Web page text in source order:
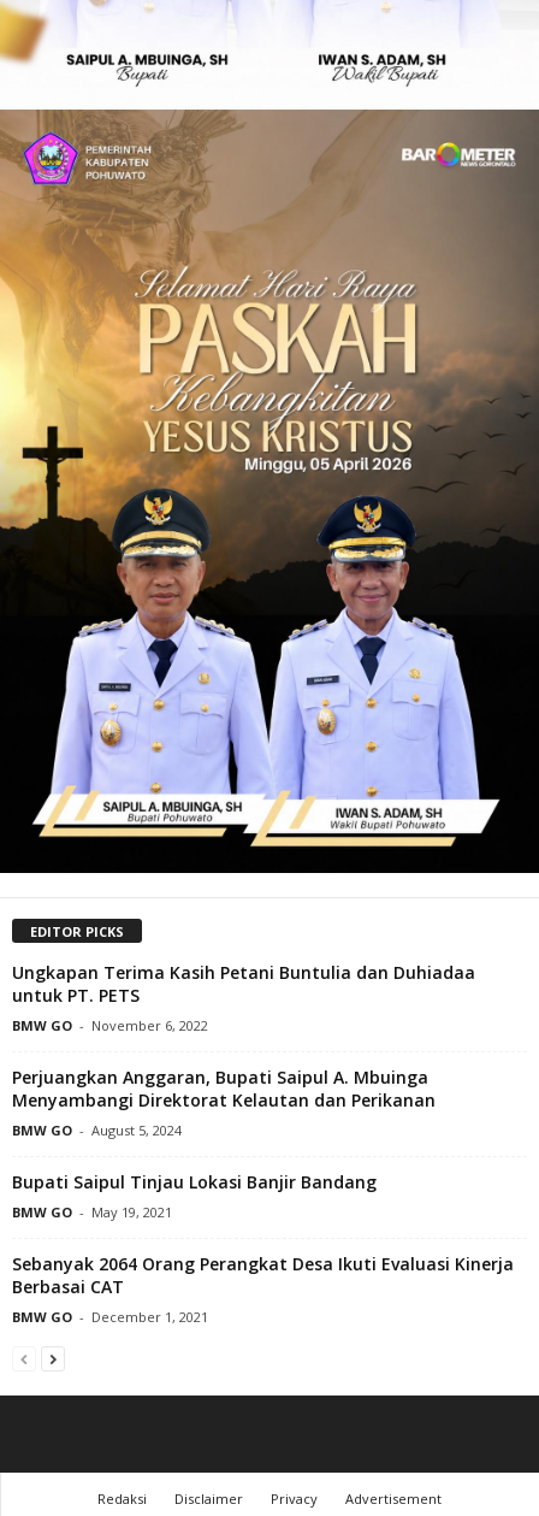
EDITOR PICKS
Ungkapan Terima Kasih Petani Buntulia dan Duhiadaa
untuk PT. PETS
BMW GO - November 6, 2022
Perjuangkan Anggaran, Bupati Saipul A. Mbuinga
Menyambangi Direktorat Kelautan dan Perikanan
BMW GO - August 5, 2024
Bupati Saipul Tinjau Lokasi Banjir Bandang
BMW GO - May 19, 2021
Sebanyak 2064 Orang Perangkat Desa Ikuti Evaluasi Kinerja
Berbasai CAT
BMW GO - December 1, 2021
Redaksi Disclaimer Privacy Advertisement